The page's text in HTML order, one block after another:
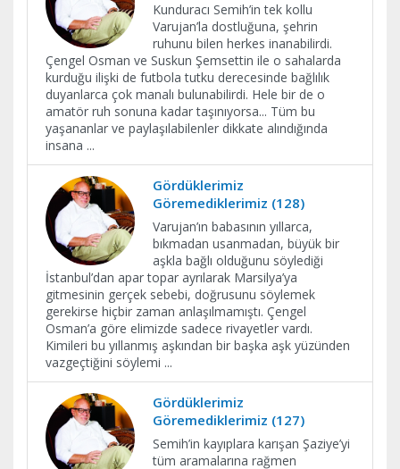
Kunduracı Semih’in tek kollu
Varujan’la dostluğuna, şehrin
ruhunu bilen herkes inanabilirdi.
Çengel Osman ve Suskun Şemsettin ile o sahalarda
kurduğu ilişki de futbola tutku derecesinde bağlılık
duyanlarca çok manalı bulunabilirdi. Hele bir de o
amatör ruh sonuna kadar taşınıyorsa... Tüm bu
yaşananlar ve paylaşılabilenler dikkate alındığında
insana ...
Gördüklerimiz
Göremediklerimiz (128)
Varujan’ın babasının yıllarca,
bıkmadan usanmadan, büyük bir
aşkla bağlı olduğunu söylediği
İstanbul’dan apar topar ayrılarak Marsilya’ya
gitmesinin gerçek sebebi, doğrusunu söylemek
gerekirse hiçbir zaman anlaşılmamıştı. Çengel
Osman’a göre elimizde sadece rivayetler vardı.
Kimileri bu yıllanmış aşkından bir başka aşk yüzünden
vazgeçtiğini söylemi ...
Gördüklerimiz
Göremediklerimiz (127)
Semih’in kayıplara karışan Şaziye’yi
tüm aramalarına rağmen